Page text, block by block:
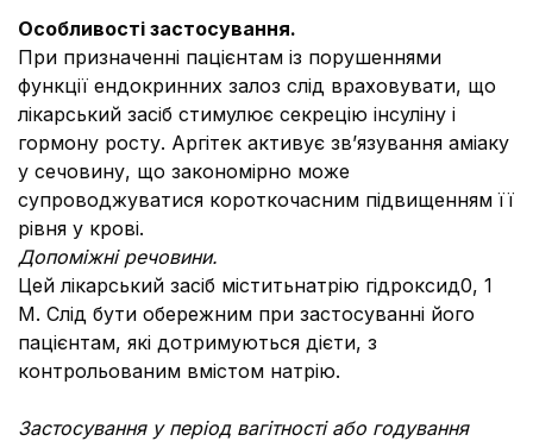
Особливості застосування.
При призначенні пацієнтам із порушеннями
функції ендокринних залоз слід враховувати, що
лікарський засіб стимулює секрецію інсуліну і
гормону росту. Аргітек активує зв’язування аміаку
у сечовину, що закономірно може
супроводжуватися короткочасним підвищенням її
рівня у крові.
Допоміжні речовини.
Цей лікарський засіб міститьнатрію гідроксид0, 1
М. Слід бути обережним при застосуванні його
пацієнтам, які дотримуються дієти, з
контрольованим вмістом натрію.
Застосування у період вагітності або годування